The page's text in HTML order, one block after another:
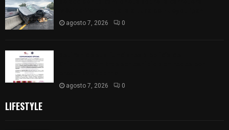
agosto 7, 2026 0
agosto 7, 2026 0
LIFESTYLE